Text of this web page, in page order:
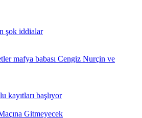
şok iddialar
mafya babası Cengiz Nurçin ve
kayıtları başlıyor